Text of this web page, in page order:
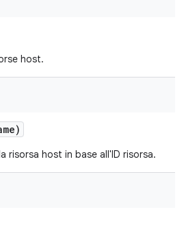
host.
risorsa host in base all'ID risorsa.